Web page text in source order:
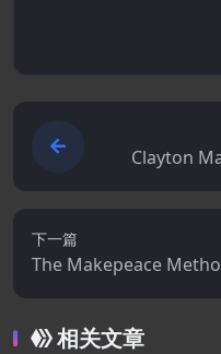
Clayton
下一篇
The Makepeace
相关文章